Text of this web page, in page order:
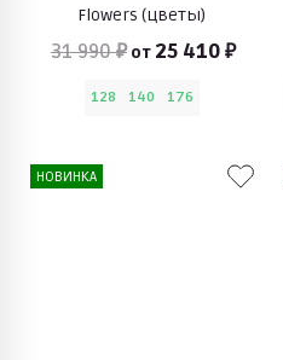
Flowers (цветы)
31 990 ₽ от 25 410 ₽
128 140 176
НОВИНКА